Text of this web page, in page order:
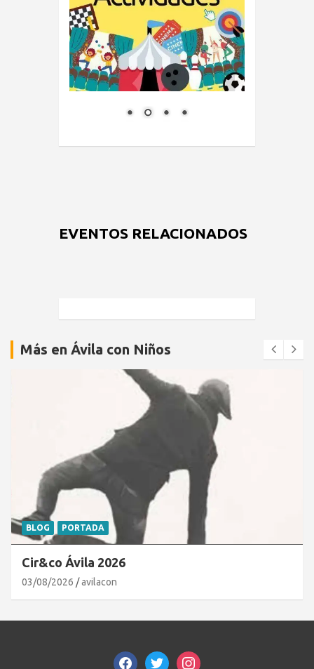
EVENTOS RELACIONADOS
Más en Ávila con Niños
BLOG PORTADA
Cir&co Ávila 2026
03/08/2026 avilacon
facebooktwitterinstagram